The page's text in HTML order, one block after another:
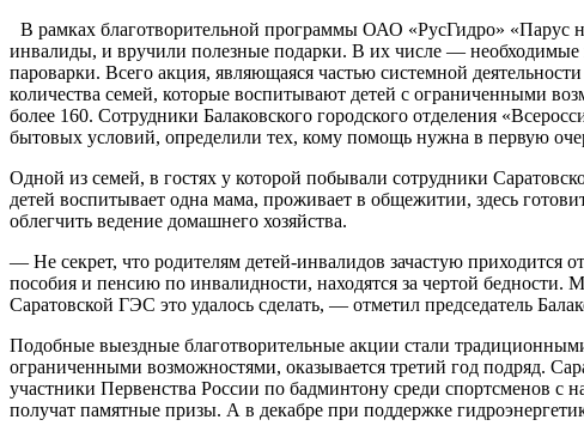
В рамках благотворительной программы ОАО «РусГидро» «Парус
инвалиды, и вручили полезные подарки. В их числе —
пароварки. Всего акция, являющаяся частью системной
количества семей, которые воспитывают детей с ограниченными
более 160. Сотрудники Балаковского городского отделения
бытовых условий, определили тех, кому помощь нужна в первую
Одной из семей, в гостях у которой побывали сотрудники
детей воспитывает одна мама, проживает в общежитии, здесь
облегчить ведение домашнего хозяйства.
— Не секрет, что родителям детей-инвалидов зачастую приходится
пособия и пенсию по инвалидности, находятся за чертой
Саратовской ГЭС это удалось сделать, — отметил председатель
Подобные выездные благотворительные акции стали
ограниченными возможностями, оказывается третий год подряд.
участники Первенства России по бадминтону среди спортсменов с
получат памятные призы. А в декабре при поддержке